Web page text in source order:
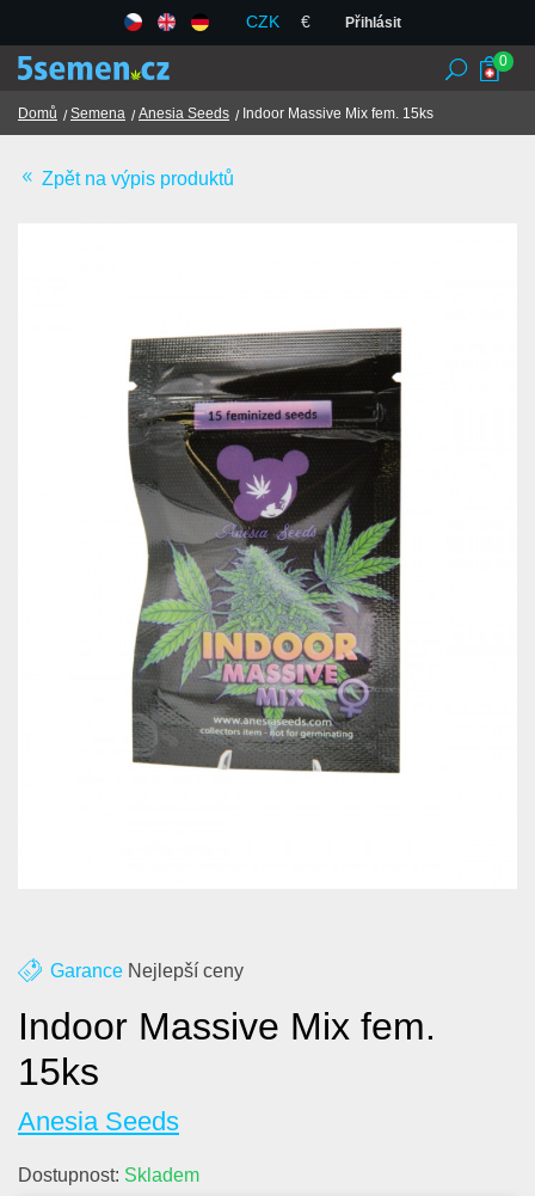
CZK € Přihlásit
Seedbanky
Obchodní podmínky
GDPR
Obchody
O nás
Kontakt
Blog
0
Domů Semena Anesia Seeds Indoor Massive Mix fem. 15ks
Zpět na výpis produktů
Garance Nejlepší ceny
Indoor Massive Mix fem.
15ks
Anesia Seeds
Dostupnost: Skladem